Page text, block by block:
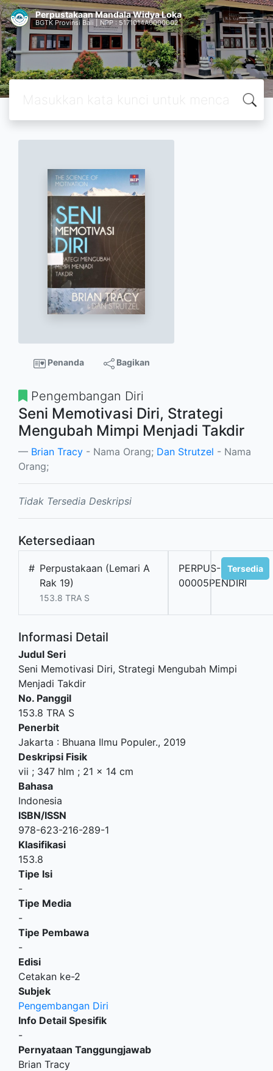
Perpustakaan Mandala Widya Loka
BGTK Provinsi Bali | NPP : 5171014A0000002
Penanda Bagikan
Pengembangan Diri
Seni Memotivasi Diri, Strategi
Mengubah Mimpi Menjadi Takdir
Brian Tracy - Nama Orang; Dan Strutzel - Nama
Orang;
Tidak Tersedia Deskripsi
Ketersediaan
# Perpustakaan (Lemari A
Rak 19)
153.8 TRA S
PERPUS-
00005PENDIRI
Tersedia
Informasi Detail
Judul Seri
Seni Memotivasi Diri, Strategi Mengubah Mimpi
Menjadi Takdir
No. Panggil
153.8 TRA S
Penerbit
Jakarta : Bhuana Ilmu Populer., 2019
Deskripsi Fisik
vii ; 347 hlm ; 21 x 14 cm
Bahasa
Indonesia
ISBN/ISSN
978-623-216-289-1
Klasifikasi
153.8
Tipe Isi
-
Tipe Media
-
Tipe Pembawa
-
Edisi
Cetakan ke-2
Subjek
Pengembangan Diri
Info Detail Spesifik
-
Pernyataan Tanggungjawab
Brian Tracy